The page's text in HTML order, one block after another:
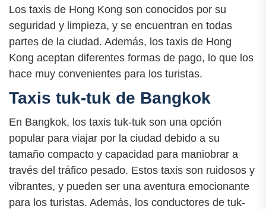
Los taxis de Hong Kong son conocidos por su
seguridad y limpieza, y se encuentran en todas
partes de la ciudad. Además, los taxis de Hong
Kong aceptan diferentes formas de pago, lo que los
hace muy convenientes para los turistas.
Taxis tuk-tuk de Bangkok
En Bangkok, los taxis tuk-tuk son una opción
popular para viajar por la ciudad debido a su
tamaño compacto y capacidad para maniobrar a
través del tráfico pesado. Estos taxis son ruidosos y
vibrantes, y pueden ser una aventura emocionante
para los turistas. Además, los conductores de tuk-